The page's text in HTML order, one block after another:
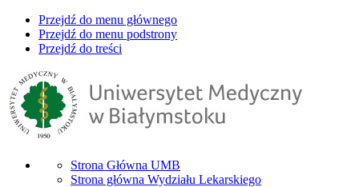
Przejdź do menu głównego
Przejdź do menu podstrony
Przejdź do treści
Strona Główna UMB
Strona główna Wydziału Lekarskiego